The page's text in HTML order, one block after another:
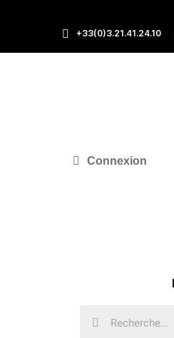
+33(0)3.21.41.24.10
Connexion